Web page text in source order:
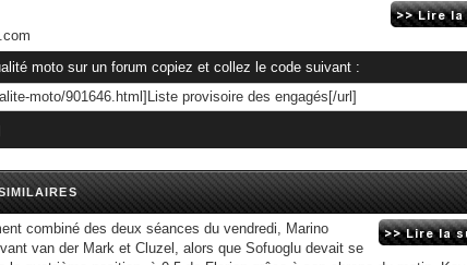
moto sur un forum copiez et collez le code suivant :
combiné des deux séances du vendredi, Marino
van der Mark et Cluzel, alors que Sofuoglu devait se